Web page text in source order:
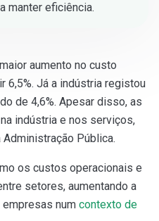
manter eficiência.
aumento no custo
6,5%. Já a indústria registou
de 4,6%. Apesar disso, as
indústria e nos serviços,
Pública.
os custos operacionais e
setores, aumentando a
num contexto de